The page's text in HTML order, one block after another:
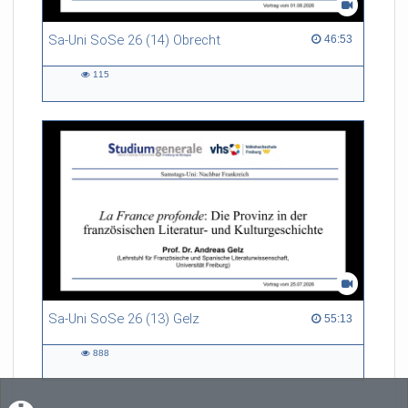
Sa-Uni SoSe 26 (14) Obrecht 46:53
46:53 duration
115
Sa-Uni SoSe 26 (13) Gelz 55:13
55:13 duration
888